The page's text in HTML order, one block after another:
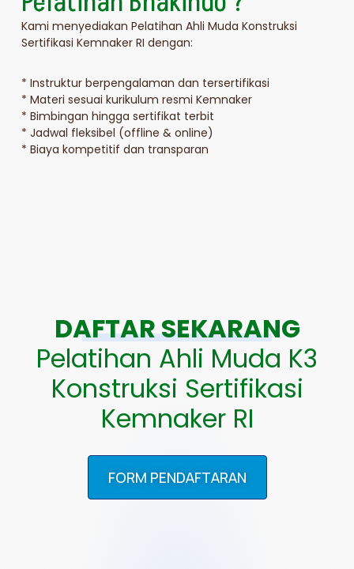
Kami menyediakan Pelatihan Ahli Muda Konstruksi
Sertifikasi Kemnaker RI dengan:
* Instruktur berpengalaman dan tersertifikasi
* Materi sesuai kurikulum resmi Kemnaker
* Bimbingan hingga sertifikat terbit
* Jadwal fleksibel (offline & online)
* Biaya kompetitif dan transparan
DAFTAR SEKARANG
Pelatihan Ahli Muda K3
Konstruksi Sertifikasi
Kemnaker RI
FORM PENDAFTARAN